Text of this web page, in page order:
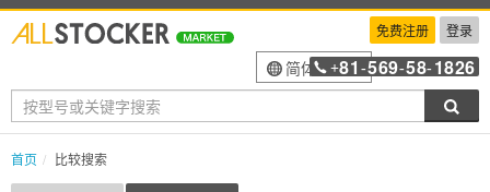
免费注册 登录
简体中文
+81 -569-58-1826
首页 比较搜索